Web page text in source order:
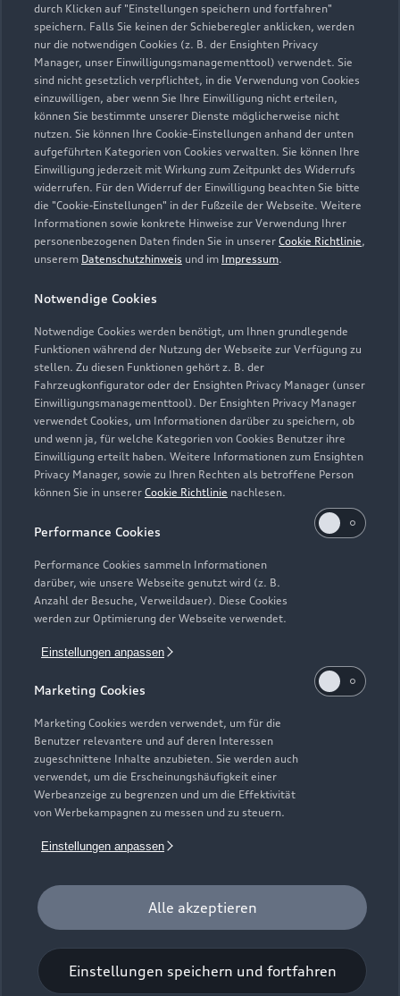
durch Klicken auf "Einstellungen speichern und fortfahren"
speichern. Falls Sie keinen der Schieberegler anklicken, werden
nur die notwendigen Cookies (z. B. der Ensighten Privacy
Manager, unser Einwilligungsmanagementtool) verwendet. Sie
sind nicht gesetzlich verpflichtet, in die Verwendung von Cookies
einzuwilligen, aber wenn Sie Ihre Einwilligung nicht erteilen,
können Sie bestimmte unserer Dienste möglicherweise nicht
nutzen. Sie können Ihre Cookie-Einstellungen anhand der unten
aufgeführten Kategorien von Cookies verwalten. Sie können Ihre
Einwilligung jederzeit mit Wirkung zum Zeitpunkt des Widerrufs
widerrufen. Für den Widerruf der Einwilligung beachten Sie bitte
die "Cookie-Einstellungen" in der Fußzeile der Webseite. Weitere
Informationen sowie konkrete Hinweise zur Verwendung Ihrer
personenbezogenen Daten finden Sie in unserer Cookie Richtlinie,
unserem Datenschutzhinweis und im Impressum.
Notwendige Cookies
Notwendige Cookies werden benötigt, um Ihnen grundlegende
Funktionen während der Nutzung der Webseite zur Verfügung zu
stellen. Zu diesen Funktionen gehört z. B. der
Fahrzeugkonfigurator oder der Ensighten Privacy Manager (unser
Einwilligungsmanagementtool). Der Ensighten Privacy Manager
verwendet Cookies, um Informationen darüber zu speichern, ob
und wenn ja, für welche Kategorien von Cookies Benutzer ihre
Einwilligung erteilt haben. Weitere Informationen zum Ensighten
Privacy Manager, sowie zu Ihren Rechten als betroffene Person
können Sie in unserer Cookie Richtlinie nachlesen.
Performance Cookies
Performance Cookies sammeln Informationen
darüber, wie unsere Webseite genutzt wird (z. B.
Anzahl der Besuche, Verweildauer). Diese Cookies
werden zur Optimierung der Webseite verwendet.
Einstellungen anpassen
Marketing Cookies
Marketing Cookies werden verwendet, um für die
Benutzer relevantere und auf deren Interessen
zugeschnittene Inhalte anzubieten. Sie werden auch
verwendet, um die Erscheinungshäufigkeit einer
Werbeanzeige zu begrenzen und um die Effektivität
von Werbekampagnen zu messen und zu steuern.
Einstellungen anpassen
Alle akzeptieren
Einstellungen speichern und fortfahren
Kontaktdaten herunterladen
Öffnungszeiten
Service
Geschlossen, öffnet am Montag 07:30
Teile- und Zubehörverkauf
Geschlossen,öffnet amMontag 08:00
Werkstatt
Geschlossen,öffnet am Montag 08:00
Zurück nach oben
Modelle
Elektromodelle
Plug-in-Hybride
Neuwagensuche
Gebrauchtwagensuche
Geschäftskunden
Service & Zubehör
Saisonale Angebote
Audi Services
Garantie
Audi digital services
myAudi
Support
Audi Code
Häufige Fragen (FAQ)
Audi Online Beratung
Online-Terminvereinbarung
Servicekontakt
Bordbuch & Bedienungsanleitungen
Verträge kündigen
Über Audi
Unternehmen
Karriere
Investor Relations
Audi erleben
© 2026 AUDI AG. Alle Rechte vorbehalten
Impressum Rechtliches
Cookie-Richtlinie
Digital Services Act
EU Data Act